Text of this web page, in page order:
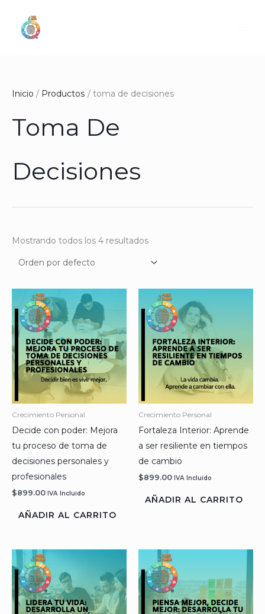
contenido
Inicio Productos toma de decisiones
Toma De
Decisiones
Mostrando todos los 4 resultados
Crecimiento Personal
Decide con poder: Mejora
tu proceso de toma de
decisiones personales y
profesionales
$899.00 IVA Incluido
AÑADIR AL CARRITO
Crecimiento Personal
Fortaleza Interior: Aprende
a ser resiliente en tiempos
de cambio
$899.00 IVA Incluido
AÑADIR AL CARRITO